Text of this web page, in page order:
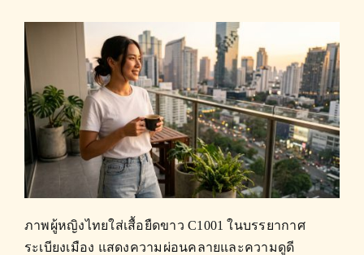
ภาพผู้หญิงไทยใส่เสื้อยืดขาว C1001 ในบรรยากาศ
ระเบียงเมือง แสดงความผ่อนคลายและความดูดี